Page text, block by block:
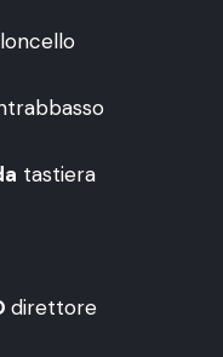
tastiera
direttore